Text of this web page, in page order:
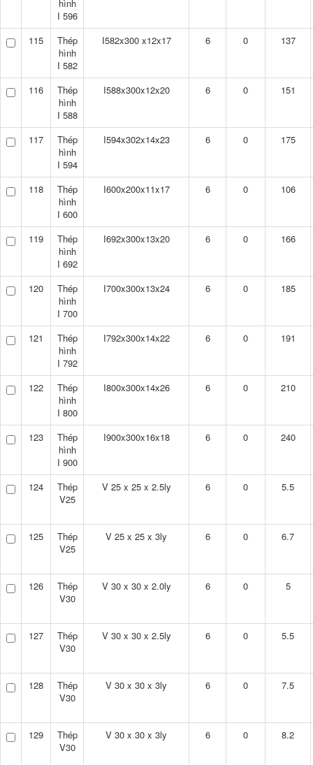
hình
I 596
115
Thép
hình
I 582
I582x300 x12x17 6 0 137
116
Thép
hình
I 588
I588x300x12x20 6 0 151
117
Thép
hình
I 594
I594x302x14x23 6 0 175
118
Thép
hình
I 600
I600x200x11x17 6 0 106
119
Thép
hình
I 692
I692x300x13x20 6 0 166
120
Thép
hình
I 700
I700x300x13x24 6 0 185
121
Thép
hình
I 792
I792x300x14x22 6 0 191
122
Thép
hình
I 800
I800x300x14x26 6 0 210
123
Thép
hình
I 900
I900x300x16x18 6 0 240
124
Thép
V25
V 25 x 25 x 2.5ly 6 0 5.5
125
Thép
V25
V 25 x 25 x 3ly 6 0 6.7
126
Thép
V30
V 30 x 30 x 2.0ly 6 0 5
127
Thép
V30
V 30 x 30 x 2.5ly 6 0 5.5
128
Thép
V30
V 30 x 30 x 3ly 6 0 7.5
129
Thép
V30
V 30 x 30 x 3ly 6 0 8.2